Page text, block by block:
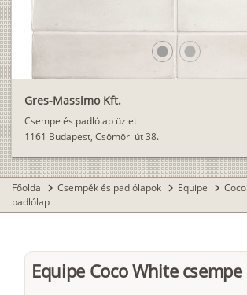
Gres-Massimo Kft.
Csempe és padlólap üzlet
1161 Budapest, Csömöri út 38.
lens lens
Főoldal chevron_right Csempék és padlólapok chevron_right Equipe chevron_right Coco
padlólap
Equipe Coco White csempe